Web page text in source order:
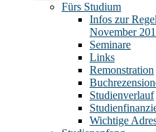
Fürs Studium
Infos zur
November
Seminare
Links
Remonstration
Studienverlauf
Wichtige